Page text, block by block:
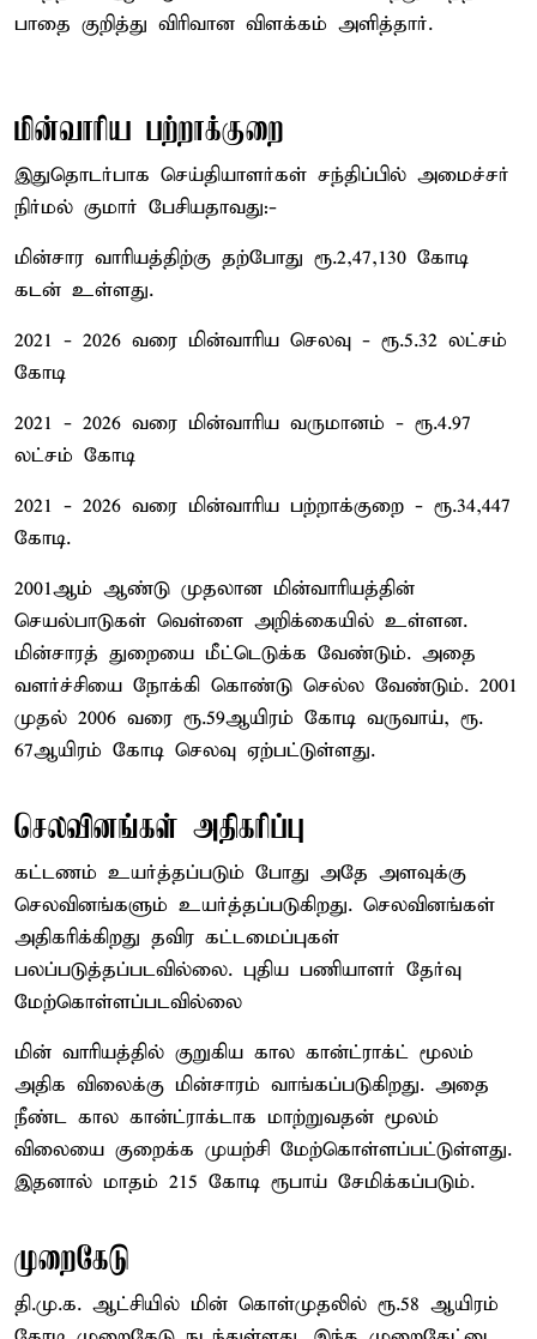
பாதை குறித்து விரிவான விளக்கம் அளித்தார்.
மின்வாரிய பற்றாக்குறை
இதுதொடர்பாக செய்தியாளர்கள் சந்திப்பில் அமைச்சர்
நிர்மல் குமார் பேசியதாவது:-
மின்சார வாரியத்திற்கு தற்போது ரூ.2,47,130 கோடி
கடன் உள்ளது.
2021 - 2026 வரை மின்வாரிய செலவு - ரூ.5.32 லட்சம்
கோடி
2021 - 2026 வரை மின்வாரிய வருமானம் - ரூ.4.97
லட்சம் கோடி
2021 - 2026 வரை மின்வாரிய பற்றாக்குறை - ரூ.34,447
கோடி.
2001ஆம் ஆண்டு முதலான மின்வாரியத்தின்
செயல்பாடுகள் வெள்ளை அறிக்கையில் உள்ளன.
மின்சாரத் துறையை மீட்டெடுக்க வேண்டும். அதை
வளர்ச்சியை நோக்கி கொண்டு செல்ல வேண்டும். 2001
முதல் 2006 வரை ரூ.59ஆயிரம் கோடி வருவாய், ரூ.
67ஆயிரம் கோடி செலவு ஏற்பட்டுள்ளது.
செலவினங்கள் அதிகரிப்பு
கட்டணம் உயர்த்தப்படும் போது அதே அளவுக்கு
செலவினங்களும் உயர்த்தப்படுகிறது. செலவினங்கள்
அதிகரிக்கிறது தவிர கட்டமைப்புகள்
பலப்படுத்தப்படவில்லை. புதிய பணியாளர் தேர்வு
மேற்கொள்ளப்படவில்லை
மின் வாரியத்தில் குறுகிய கால கான்ட்ராக்ட் மூலம்
அதிக விலைக்கு மின்சாரம் வாங்கப்படுகிறது. அதை
நீண்ட கால கான்ட்ராக்டாக மாற்றுவதன் மூலம்
விலையை குறைக்க முயற்சி மேற்கொள்ளப்பட்டுள்ளது.
இதனால் மாதம் 215 கோடி ரூபாய் சேமிக்கப்படும்.
முறைகேடு
தி.மு.க. ஆட்சியில் மின் கொள்முதலில் ரூ.58 ஆயிரம்